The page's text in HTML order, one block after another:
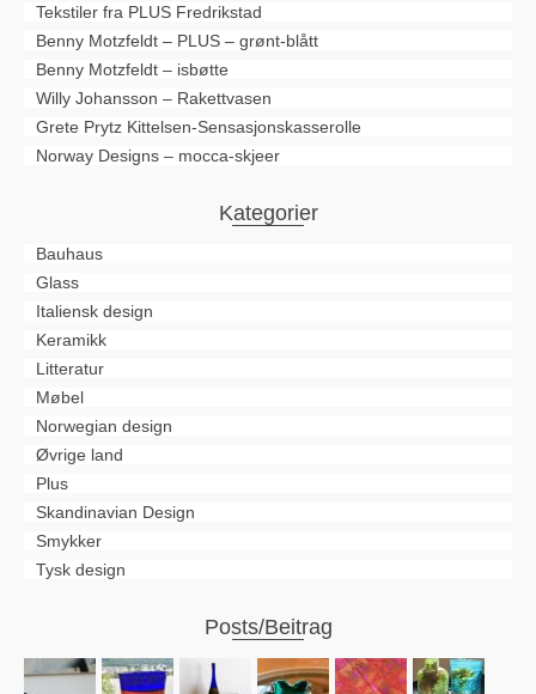
Tekstiler fra PLUS Fredrikstad
Benny Motzfeldt – PLUS – grønt-blått
Benny Motzfeldt – isbøtte
Willy Johansson – Rakettvasen
Grete Prytz Kittelsen-Sensasjonskasserolle
Norway Designs – mocca-skjeer
Kategorier
Bauhaus
Glass
Italiensk design
Keramikk
Litteratur
Møbel
Norwegian design
Øvrige land
Plus
Skandinavian Design
Smykker
Tysk design
Posts/Beitrag